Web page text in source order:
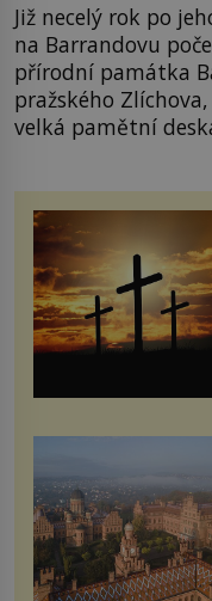
Již necelý rok po
na Barrandovu
přírodní památka
pražského
velká pamětní